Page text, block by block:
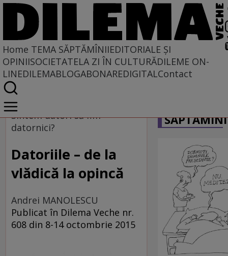
Home TEMA SĂPTĂMÎNIIEDITORIALE ȘI
OPINIISOCIETATELA ZI ÎN CULTURĂDILEME ON-
LINEDILEMABLOGABONAREDIGITALContact
Home
Tema săptămînii
Sîntem datori să fim
datornici?
Datoriile – de la
vlădică la opincă
Andrei MANOLESCU
Publicat în Dilema Veche nr.
608 din 8-14 octombrie 2015